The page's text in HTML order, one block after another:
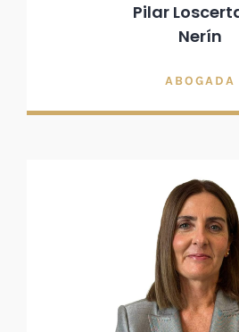
Pilar
Nerín
ABOGADA